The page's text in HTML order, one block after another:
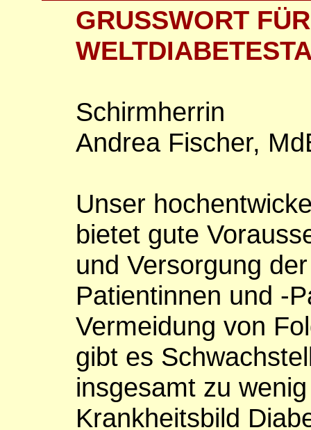
GRUSSWORT
Schirmherrin
Andrea Fischer,
Unser
bietet gute
und Versorgung
Patientinnen und -
Vermeidung von
gibt es
insgesamt zu
Krankheitsbild